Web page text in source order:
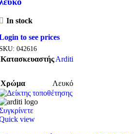
In stock
to see prices
042616
ΚατασκευαστήςArditi
Χρώμα Λευκό
view